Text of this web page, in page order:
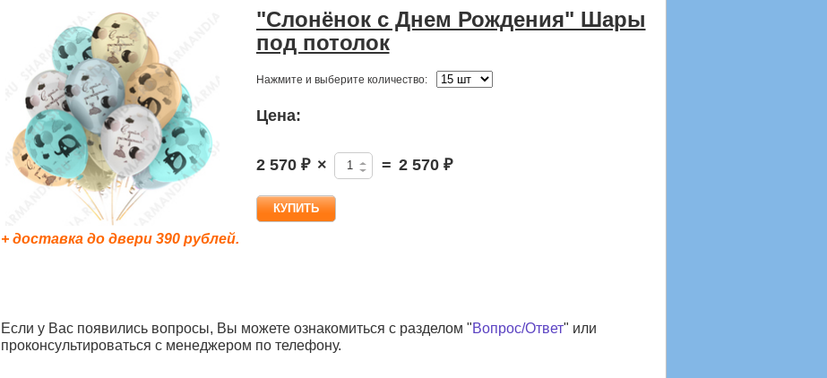
"Слонёнок с Днем Рождения" Шары
под потолок
Нажмите и выберите количество:
Цена:
2 570 ₽ × = 2 570 ₽
+ доставка до двери 390 рублей.
Если у Вас появились вопросы, Вы можете ознакомиться с разделом "Вопрос/Ответ" или
проконсультироваться с менеджером по телефону.